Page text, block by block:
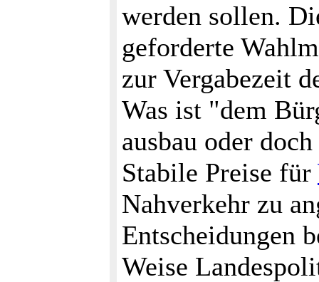
werden sollen.
geforderte
zur Vergabezeit
Was ist "dem
ausbau oder
Stabile Preise für
Nahverkehr zu
Entscheidungen
Weise